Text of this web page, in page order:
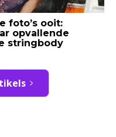
foto’s ooit:
opvallende
stringbody